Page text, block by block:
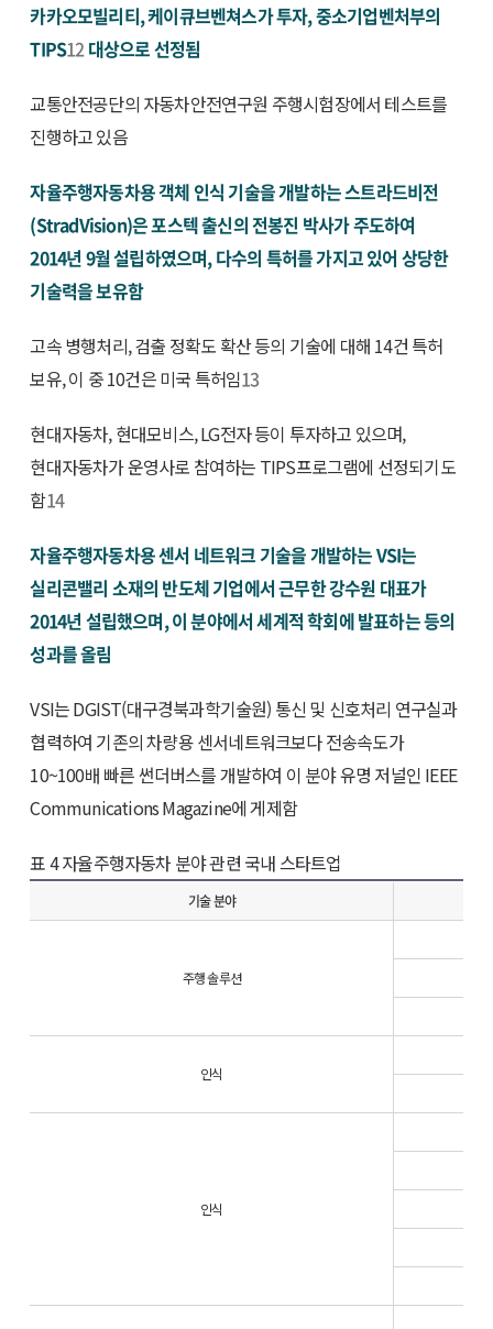
카카오모빌리티, 케이큐브벤쳐스가 투자, 중소기업벤처부의
TIPS12대상으로 선정됨
교통안전공단의 자동차안전연구원 주행시험장에서 테스트를
진행하고 있음
자율주행자동차용 객체 인식 기술을 개발하는 스트라드비전
(StradVision)은 포스텍 출신의 전봉진 박사가 주도하여
2014년 9월 설립하였으며, 다수의 특허를 가지고 있어 상당한
기술력을 보유함
고속 병행처리, 검출 정확도 확산 등의 기술에 대해 14건 특허
보유, 이 중 10건은 미국 특허임13
현대자동차, 현대모비스, LG전자 등이 투자하고 있으며,
현대자동차가 운영사로 참여하는 TIPS프로그램에 선정되기도
함14
자율주행자동차용 센서 네트워크 기술을 개발하는 VSI는
실리콘밸리 소재의 반도체 기업에서 근무한 강수원 대표가
2014년 설립했으며, 이 분야에서 세계적 학회에 발표하는 등의
성과를 올림
VSI는 DGIST(대구경북과학기술원) 통신 및 신호처리 연구실과
협력하여 기존의 차량용 센서네트워크보다 전송속도가
10~100배 빠른 썬더버스를 개발하여 이 분야 유명 저널인 IEEE
Communications Magazine에 게제함
표 4 자율주행자동차 분야 관련 국내 스타트업
기술 분야
주행 솔루션
인식
인식